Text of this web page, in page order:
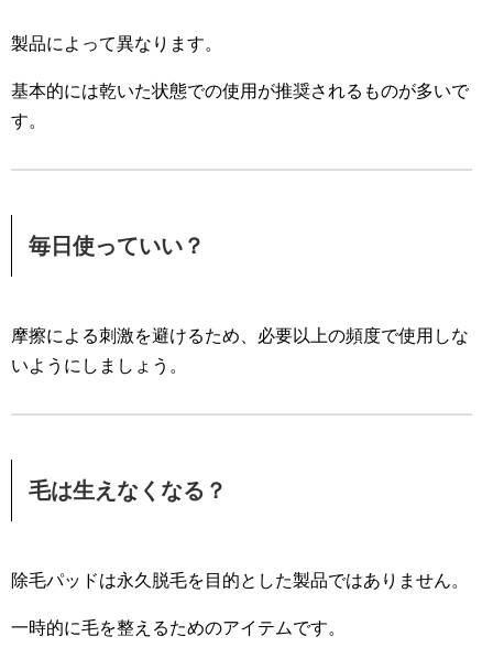
製品によって異なります。
基本的には乾いた状態での使用が推奨されるものが多いで
す。
毎日使っていい？
摩擦による刺激を避けるため、必要以上の頻度で使用しな
いようにしましょう。
毛は生えなくなる？
除毛パッドは永久脱毛を目的とした製品ではありません。
一時的に毛を整えるためのアイテムです。